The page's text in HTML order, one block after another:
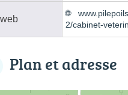
2/cabinet-
Plan et adresse